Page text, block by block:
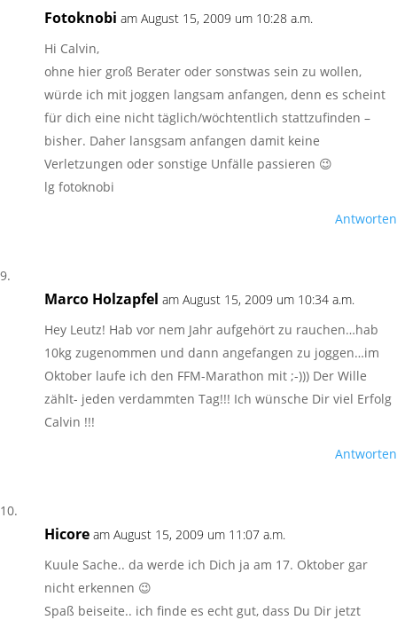
Fotoknobi am August 15, 2009 um 10:28 a.m.
Hi Calvin,
ohne hier groß Berater oder sonstwas sein zu wollen,
würde ich mit joggen langsam anfangen, denn es scheint
für dich eine nicht täglich/wöchtentlich stattzufinden –
bisher. Daher lansgsam anfangen damit keine
Verletzungen oder sonstige Unfälle passieren 😉
lg fotoknobi
Antworten
Marco Holzapfel am August 15, 2009 um 10:34 a.m.
Hey Leutz! Hab vor nem Jahr aufgehört zu rauchen…hab
10kg zugenommen und dann angefangen zu joggen…im
Oktober laufe ich den FFM-Marathon mit ;-))) Der Wille
zählt- jeden verdammten Tag!!! Ich wünsche Dir viel Erfolg
Calvin !!!
Antworten
Hicore am August 15, 2009 um 11:07 a.m.
Kuule Sache.. da werde ich Dich ja am 17. Oktober gar
nicht erkennen 😉
Spaß beiseite.. ich finde es echt gut, dass Du Dir jetzt